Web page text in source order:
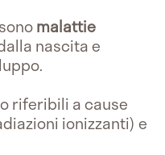
malattie
nascita e
riferibili a cause
ionizzanti) e